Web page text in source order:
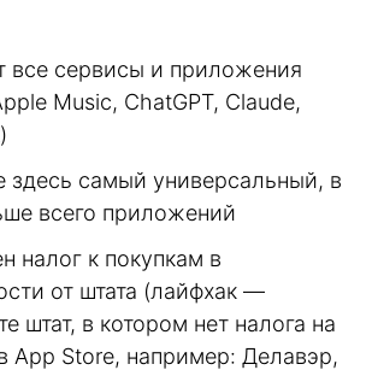
все сервисы и приложения
Music, ChatGPT, Claude,
здесь самый универсальный, в
всего приложений
налог к покупкам в
от штата (лайфхак —
штат, в котором нет налога на
App Store, например: Делавэр,